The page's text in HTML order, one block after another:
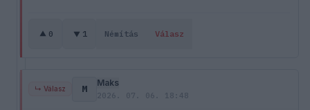
0 1 Némítás Válasz
↳ Válasz M
Maks
2026. 07. 06. 18:48